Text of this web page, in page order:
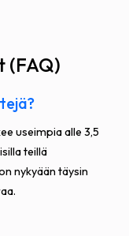
(FAQ)
useimpia alle 3,5
teillä
nykyään täysin